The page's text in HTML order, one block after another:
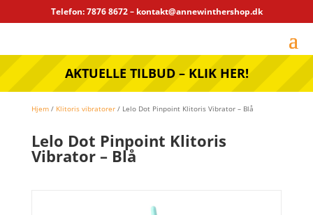
Telefon: 7876 8672 – kontakt@annewinthershop.dk
AKTUELLE TILBUD – KLIK HER!
Hjem/ Klitoris vibratorer/ Lelo Dot Pinpoint Klitoris Vibrator – Blå
Lelo Dot Pinpoint Klitoris
Vibrator – Blå